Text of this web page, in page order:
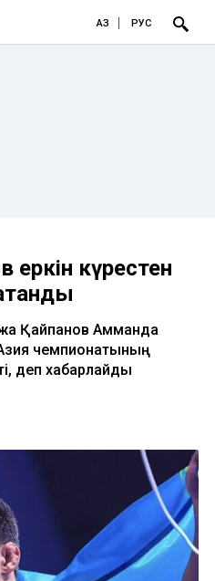
ҚАЗ РУС
еркін күрестен
Қайпанов Амманда
чемпионатының
деп хабарлайды